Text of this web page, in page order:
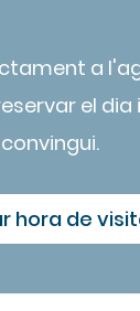
a
el dia
hora de